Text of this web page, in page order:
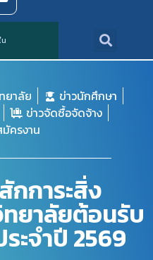
ยาลัย
ข่าวนักศึกษา
ข่าวจัดซื้อจัดจ้าง
ครงาน
การะสิ่ง
ยาลัยต้อนรับ
ะจำปี 2569